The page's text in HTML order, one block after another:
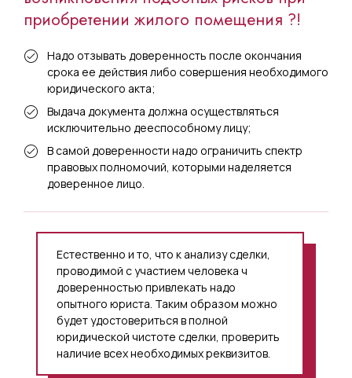
приобретении жилого помещения ?!
Надо отзывать доверенность после окончания
срока ее действия либо совершения необходимого
юридического акта;
Выдача документа должна осуществляться
исключительно дееспособному лицу;
В самой доверенности надо ограничить спектр
правовых полномочий, которыми наделяется
доверенное лицо.
Естественно и то, что к анализу сделки,
проводимой с участием человека ч
доверенностью привлекать надо
опытного юриста. Таким образом можно
будет удостовериться в полной
юридической чистоте сделки, проверить
наличие всех необходимых реквизитов.